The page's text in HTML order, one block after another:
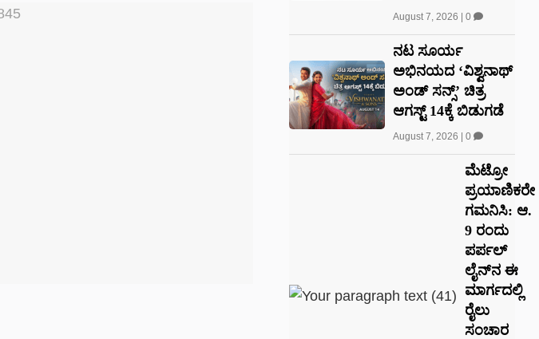
August 7, 2026 0
ನಟ ಸೂರ್ಯ
ಅಭಿನಯದ ‘ವಿಶ್ವನಾಥ್
ಅಂಡ್ ಸನ್ಸ್’ ಚಿತ್ರ
ಆಗಸ್ಟ್ 14ಕ್ಕೆ ಬಿಡುಗಡೆ
August 7, 2026 0
ಮೆಟ್ರೋ
ಪ್ರಯಾಣಿಕರೇ
ಗಮನಿಸಿ: ಆ.
9 ರಂದು
ಪರ್ಪಲ್
ಲೈನ್‌ನ ಈ
ಮಾರ್ಗದಲ್ಲಿ
ರೈಲು
ಸಂಚಾರ